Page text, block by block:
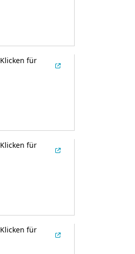
Klicken für
Klicken für
Klicken für